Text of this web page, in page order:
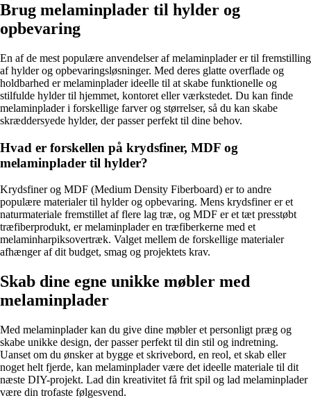
Brug melaminplader til hylder og
opbevaring
En af de mest populære anvendelser af melaminplader er til fremstilling
af hylder og opbevaringsløsninger. Med deres glatte overflade og
holdbarhed er melaminplader ideelle til at skabe funktionelle og
stilfulde hylder til hjemmet, kontoret eller værkstedet. Du kan finde
melaminplader i forskellige farver og størrelser, så du kan skabe
skræddersyede hylder, der passer perfekt til dine behov.
Hvad er forskellen på krydsfiner, MDF og
melaminplader til hylder?
Krydsfiner og MDF (Medium Density Fiberboard) er to andre
populære materialer til hylder og opbevaring. Mens krydsfiner er et
naturmateriale fremstillet af flere lag træ, og MDF er et tæt presstøbt
træfiberprodukt, er melaminplader en træfiberkerne med et
melaminharpiksovertræk. Valget mellem de forskellige materialer
afhænger af dit budget, smag og projektets krav.
Skab dine egne unikke møbler med
melaminplader
Med melaminplader kan du give dine møbler et personligt præg og
skabe unikke design, der passer perfekt til din stil og indretning.
Uanset om du ønsker at bygge et skrivebord, en reol, et skab eller
noget helt fjerde, kan melaminplader være det ideelle materiale til dit
næste DIY-projekt. Lad din kreativitet få frit spil og lad melaminplader
være din trofaste følgesvend.